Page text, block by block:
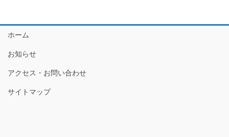
ホーム
お知らせ
アクセス・お問い合わせ
サイトマップ